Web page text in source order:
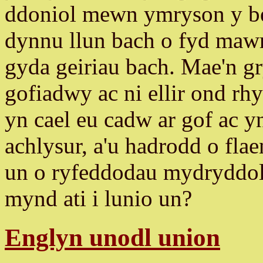
ddoniol mewn ymryson y
dynnu llun bach o fyd
gyda geiriau bach. Mae'n
gofiadwy ac ni ellir ond
yn cael eu cadw ar gof ac
achlysur, a'u hadrodd o
un o ryfeddodau
mynd ati i lunio un?
Englyn unodl union